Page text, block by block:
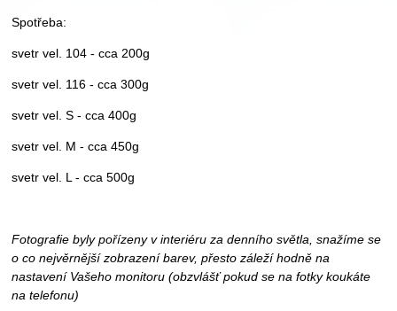
Spotřeba:
svetr vel. 104 - cca 200g
svetr vel. 116 - cca 300g
svetr vel. S - cca 400g
svetr vel. M - cca 450g
svetr vel. L - cca 500g
Fotografie byly pořízeny v interiéru za denního světla, snažíme se
o co nejvěrnější zobrazení barev, přesto záleží hodně na
nastavení Vašeho monitoru (obzvlášť pokud se na fotky koukáte
na telefonu)